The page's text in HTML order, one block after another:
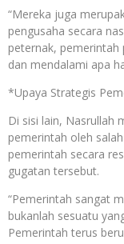
“Mereka juga
pengusaha secara
peternak, pemerintah
dan mendalami apa
*Upaya Strategis
Di sisi lain, Nasrullah
pemerintah oleh
pemerintah secara
gugatan tersebut.
“Pemerintah sangat
bukanlah sesuatu
Pemerintah terus